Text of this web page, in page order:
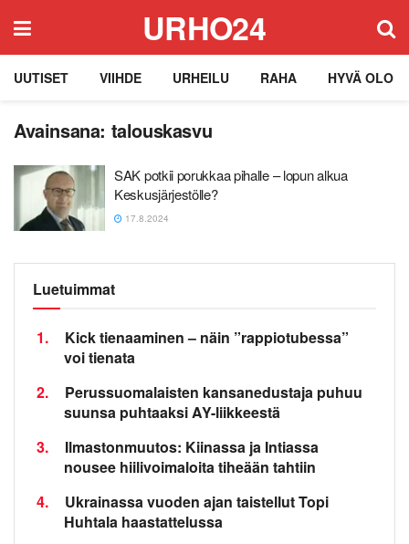
URHO24
UUTISET VIIHDE URHEILU RAHA HYVÄ OLO
Avainsana: talouskasvu
SAK potkii porukkaa pihalle – lopun alkua
Keskusjärjestölle?
17.8.2024
Luetuimmat
1.
Kick tienaaminen – näin ”rappiotubessa”
voi tienata
2.
Perussuomalaisten kansanedustaja puhuu
suunsa puhtaaksi AY-liikkeestä
3.
Ilmastonmuutos: Kiinassa ja Intiassa
nousee hiilivoimaloita tiheään tahtiin
4.
Ukrainassa vuoden ajan taistellut Topi
Huhtala haastattelussa